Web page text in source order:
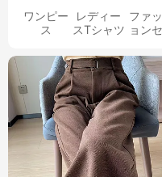
ワンピー
ス
レディー
スTシャツ
ファ
ョン